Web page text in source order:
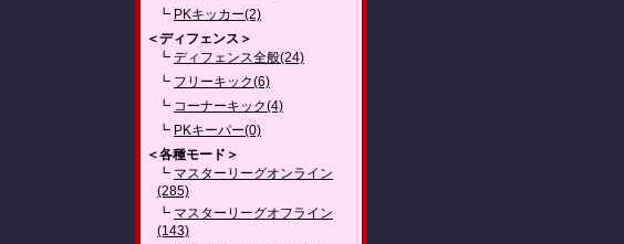
┗ PKキッカー(2)
＜ディフェンス＞
┗ ディフェンス全般(24)
┗ フリーキック(6)
┗ コーナーキック(4)
┗ PKキーパー(0)
＜各種モード＞
┗ マスターリーグオンライン
(285)
┗ マスターリーグオフライン
(143)